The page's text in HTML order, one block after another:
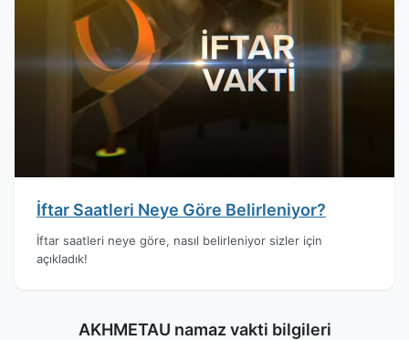
İftar Saatleri Neye Göre Belirleniyor?
İftar saatleri neye göre, nasıl belirleniyor sizler için
açıkladık!
AKHMETAU namaz vakti bilgileri